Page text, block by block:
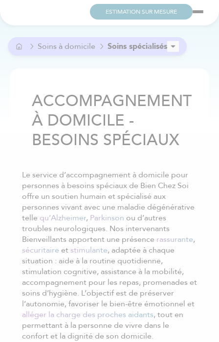
ESTIMATION SUR MESURE
Soins à domicile Soins spécialisés
Service de compagnie
Soins post-opératoires
Soins palliatifs à domicile
ACCOMPAGNEMENT
À DOMICILE -
BESOINS SPÉCIAUX
Le service d’accompagnement à domicile pour
personnes à besoins spéciaux de Bien Chez Soi
offre un soutien humain et spécialisé aux
personnes vivant avec une maladie dégénérative
telle qu’Alzheimer, Parkinson ou d’autres
troubles neurologiques. Nos intervenants
Bienveillants apportent une présence rassurante,
sécuritaire et stimulante, adaptée à chaque
situation : aide à la routine quotidienne,
stimulation cognitive, assistance à la mobilité,
accompagnement pour les repas, promenades et
soins d’hygiène. L’objectif est de préserver
l’autonomie, favoriser le bien-être émotionnel et
alléger la charge des proches aidants, tout en
permettant à la personne de vivre dans le
confort et la dignité de son domicile.